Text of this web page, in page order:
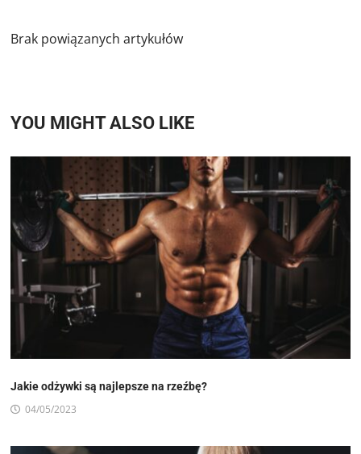
Brak powiązanych artykułów
YOU MIGHT ALSO LIKE
Jakie odżywki są najlepsze na rzeźbę?
04/05/2023